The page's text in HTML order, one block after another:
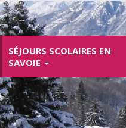
SÉJOURS SCOLAIRES EN
SAVOIE